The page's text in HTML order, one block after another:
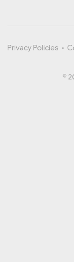
Privacy Policies •
©